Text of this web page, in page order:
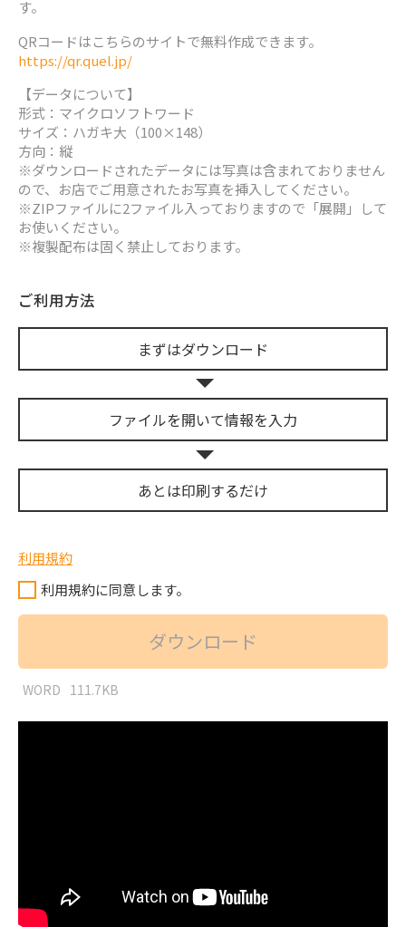
す。
QRコードはこちらのサイトで無料作成できます。
https://qr.quel.jp/
【データについて】
形式：マイクロソフトワード
サイズ：ハガキ大（100×148）
方向：縦
※ダウンロードされたデータには写真は含まれておりません
ので、お店でご用意されたお写真を挿入してください。
※ZIPファイルに2ファイル入っておりますので「展開」して
お使いください。
※複製配布は固く禁止しております。
ご利用方法
まずはダウンロード
ファイルを開いて情報を入力
あとは印刷するだけ
利用規約
利用規約に同意します。
ダウンロード
WORD 111.7KB